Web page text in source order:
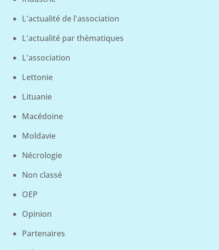
L'actualité de l'association
L'actualité par thèmatiques
L'association
Lettonie
Lituanie
Macédoine
Moldavie
Nécrologie
Non classé
OEP
Opinion
Partenaires